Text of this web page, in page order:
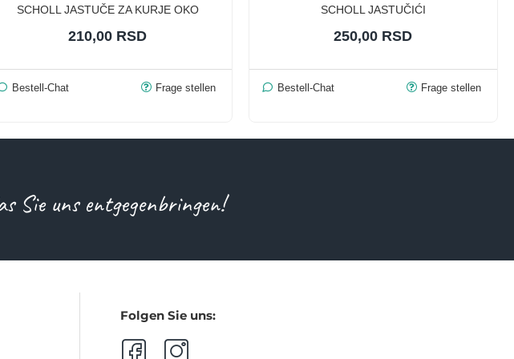
SCHOLL JASTUČE ZA KURJE OKO
210,00 RSD
Bestell-Chat Frage stellen
SCHOLL JASTUČIĆI
250,00 RSD
Bestell-Chat Frage stellen
Sie uns entgegenbringen!
Folgen Sie uns: